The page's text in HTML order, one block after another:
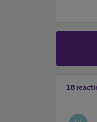
18